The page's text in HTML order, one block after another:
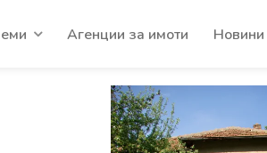
Агенции за имоти Новини